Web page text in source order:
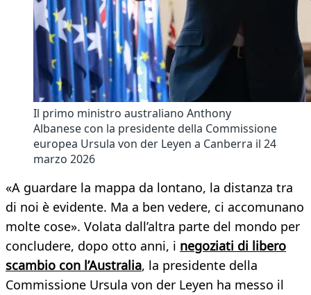
Il primo ministro australiano Anthony
Albanese con la presidente della Commissione
europea Ursula von der Leyen a Canberra il 24
marzo 2026
«A guardare la mappa da lontano, la distanza tra
di noi è evidente. Ma a ben vedere, ci accomunano
molte cose». Volata dall’altra parte del mondo per
concludere, dopo otto anni, i negoziati di libero
scambio con l’Australia, la presidente della
Commissione Ursula von der Leyen ha messo il